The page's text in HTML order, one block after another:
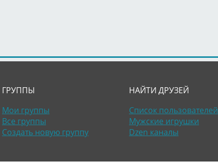
ГРУППЫ
Мои группы
Все группы
Создать новую группу
НАЙТИ ДРУЗЕЙ
Список пользователей
Мужские игрушки
Dzen каналы